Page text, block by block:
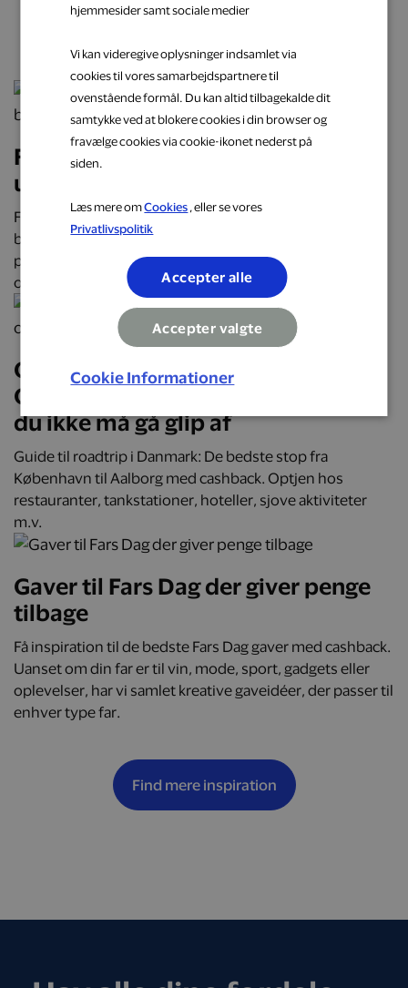
næste oplevelse
Få cashback på hverdagens
udgifter hos populære brands
Få cashback på hverdagens udgifter hos over 2.000
butikker, restauranter og webshops. Optjen automatisk
penge tilbage på alt fra mad og transport til mode, bolig
og faste abonnementer.
Oplev Danmark på roadtrip:
Oplevelser, mad og overnatninger,
du ikke må gå glip af
Guide til roadtrip i Danmark: De bedste stop fra
København til Aalborg med cashback. Optjen hos
restauranter, tankstationer, hoteller, sjove aktiviteter
m.v.
Gaver til Fars Dag der giver penge
tilbage
Få inspiration til de bedste Fars Dag gaver med cashback.
Uanset om din far er til vin, mode, sport, gadgets eller
oplevelser, har vi samlet kreative gaveidéer, der passer til
enhver type far.
Find mere inspiration
hjemmesider samt sociale medier
Vi kan videregive oplysninger indsamlet via
cookies til vores samarbejdspartnere til
ovenstående formål. Du kan altid tilbagekalde dit
samtykke ved at blokere cookies i din browser og
fravælge cookies via cookie-ikonet nederst på
siden.
Læs mere omCookies , eller se vores
Privatlivspolitik
Accepter alle
Accepter valgte
Cookie Informationer